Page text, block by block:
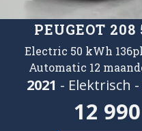
PEUGEOT
Electric 50 kWh
Automatic 12
2021 - Elektrisch -
12